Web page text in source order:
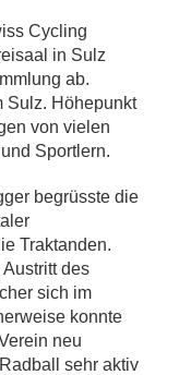
Cycling
in Sulz
ab.
Sulz. Höhepunkt
von vielen
Sportlern.
begrüsste die
Traktanden.
des
sich im
konnte
neu
sehr aktiv